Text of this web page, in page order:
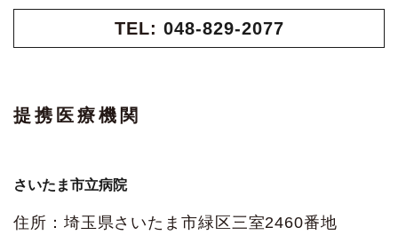
TEL: 048-829-2077
提携医療機関
さいたま市立病院
住所：埼玉県さいたま市緑区三室2460番地